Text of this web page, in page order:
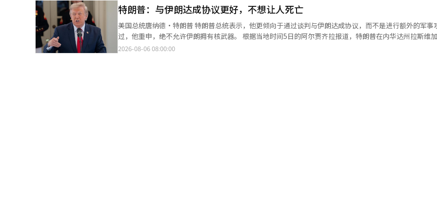
行中仍存在主要争议。 以色列总理本雅明·内塔尼亚胡尚未对特朗普总统的声明发表正式意见。不过，以色列官员对
CNN表示，除非哈马斯首先解除武装，否则以色列军队不会撤出加沙地区。※ 本报道经人工智能（AI）系
辑。
议，并在29日决定基准利率。目前，美国的基准利率为年3.50%至3.75%。美联储在今年1月、3月、4月和
上连续四次决定维持利率不变。 市场普遍预计此次会议也将维持利率不变。※ 本报道经人工智能（AI）系统翻译与
编辑。
特朗普：与伊朗达成协议更好，不想让人死亡
美国总统唐纳德·特朗普 特朗普总统表示，他更倾向于通过谈判与伊朗达成协议，而不是进行额外的军事攻击。不
过，他重申，绝不允许伊朗拥有核武器。 根据当地时间5日的阿尔贾齐拉报道，特朗普在内华达州拉斯维加斯表
示：“与伊朗达成协议更好，因为我不想让人死亡。” 特朗普声称：“美国准备对伊朗进行‘二战以来最大规模的攻
2026-08-06 08:00:00